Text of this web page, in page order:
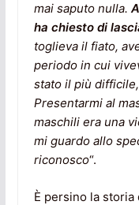
mai saputo nulla.
ha chiesto di
toglieva il fiato,
periodo in cui
stato il più
Presentarmi al
maschili era una
mi guardo allo
riconosco“.
È persino la